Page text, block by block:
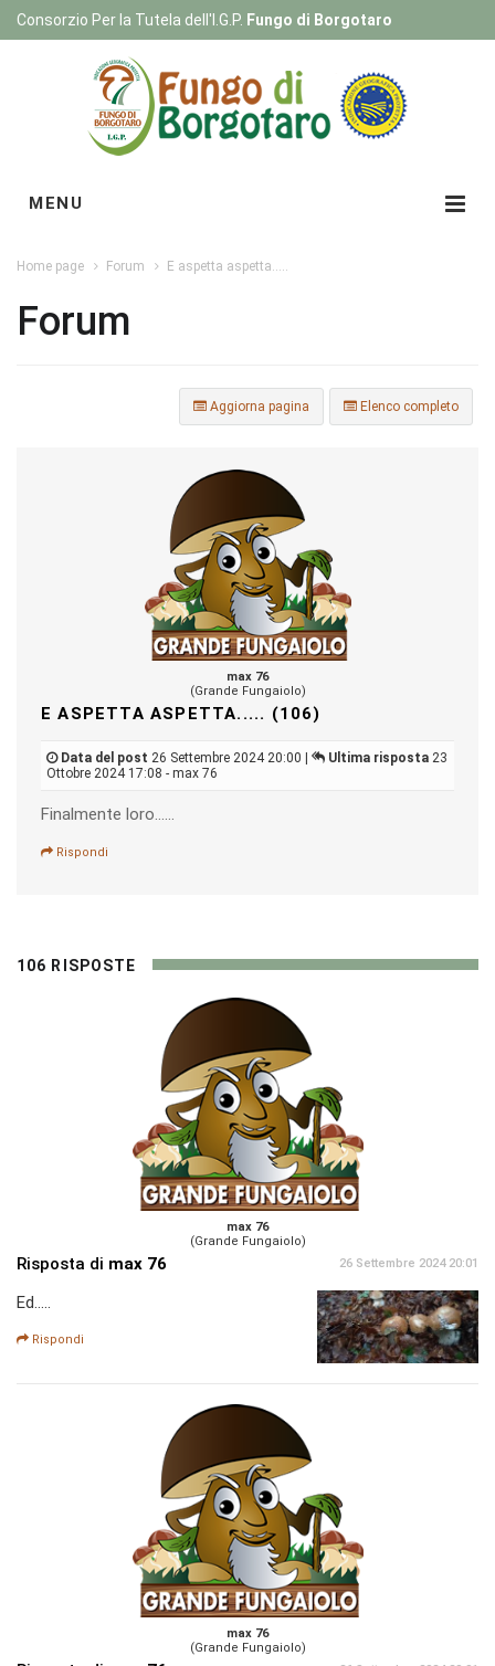
Consorzio Per la Tutela dell'I.G.P. Fungo di Borgotaro
MENU
Home page Forum E aspetta aspetta.....
Forum
Elenco completo
Aggiorna pagina
max 76
(Grande Fungaiolo)
E ASPETTA ASPETTA..... (106)
Data del post 26 Settembre 2024 20:00 | Ultima risposta 23
Ottobre 2024 17:08 - max 76
Finalmente loro......
Rispondi
106 RISPOSTE
max 76
(Grande Fungaiolo)
Risposta di max 76 26 Settembre 2024 20:01
Ed.....
Rispondi
max 76
(Grande Fungaiolo)